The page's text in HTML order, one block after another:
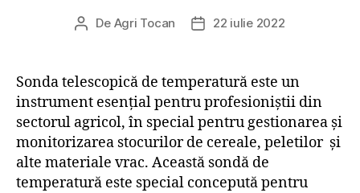
Autor
De Agri Tocan
Dată22 iulie 2022
Sonda telescopică de temperatură este un
instrument esențial pentru profesioniștii din
sectorul agricol, în special pentru gestionarea și
monitorizarea stocurilor de cereale, peletilor și
alte materiale vrac. Această sondă de
temperatură este special concepută pentru